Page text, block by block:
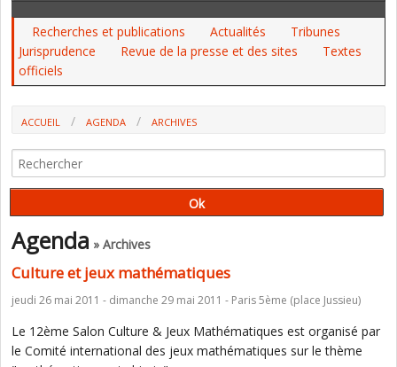
Recherches et publications Actualités
Tribunes
Jurisprudence
Revue de la presse et des sites
Textes
officiels
ACCUEIL AGENDA
ARCHIVES
Agenda » Archives
Culture et jeux mathématiques
jeudi 26 mai 2011 - dimanche 29 mai 2011 - Paris 5ème (place Jussieu)
Le 12ème Salon Culture & Jeux Mathématiques est organisé par
le Comité international des jeux mathématiques sur le thème